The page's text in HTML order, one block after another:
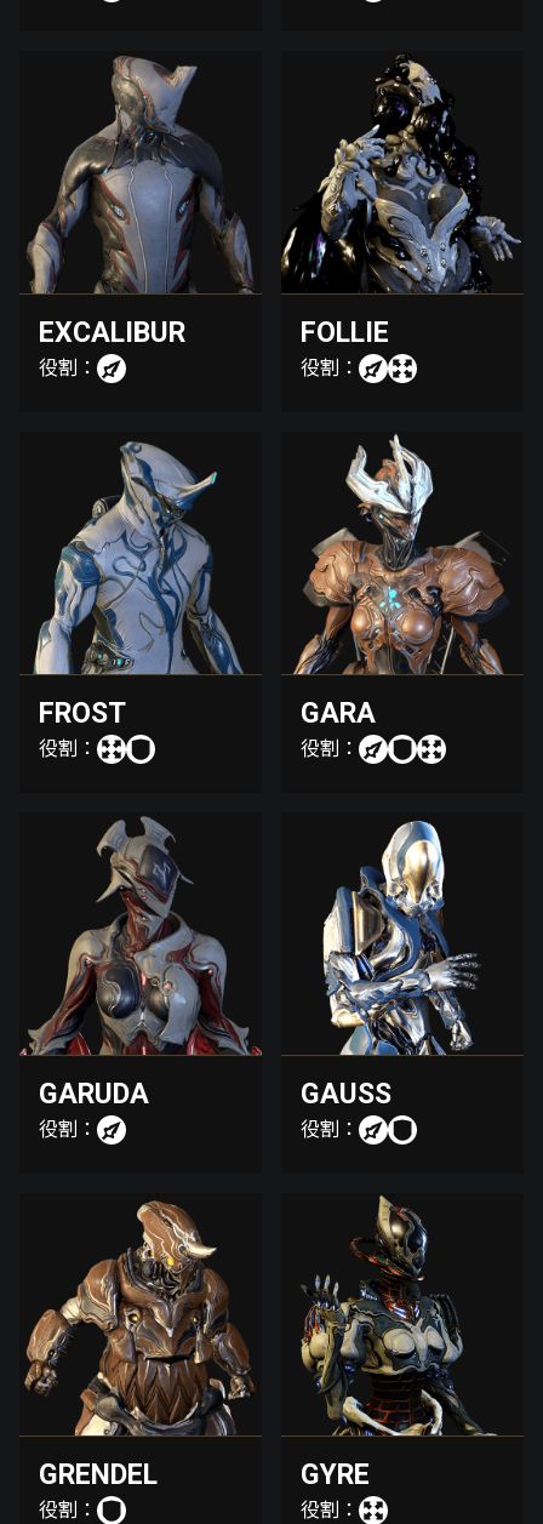
EXCALIBUR
役割：
FOLLIE
役割：
FROST
役割：
GARA
役割：
GARUDA
役割：
GAUSS
役割：
GRENDEL
役割：
GYRE
役割：